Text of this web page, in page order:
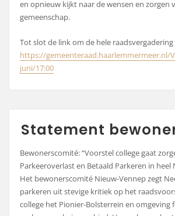
en opnieuw kijkt naar de wensen en zorgen
gemeenschap.
Tot slot de link om de hele
https://gemeenteraad.haarlemmermeer.nl/
juni/17:00
Statement
Bewonerscomité: “Voorstel college gaat
Parkeeroverlast en Betaald Parkeren in heel
Het bewonerscomité Nieuw-Vennep zegt
parkeren uit stevige kritiek op het
college het Pionier-Bolsterrein en omgeving